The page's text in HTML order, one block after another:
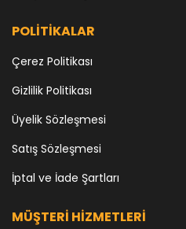
POLİTİKALAR
Çerez Politikası
Gizlilik Politikası
Üyelik Sözleşmesi
Satış Sözleşmesi
İptal ve İade Şartları
MÜŞTERİ HİZMETLERİ